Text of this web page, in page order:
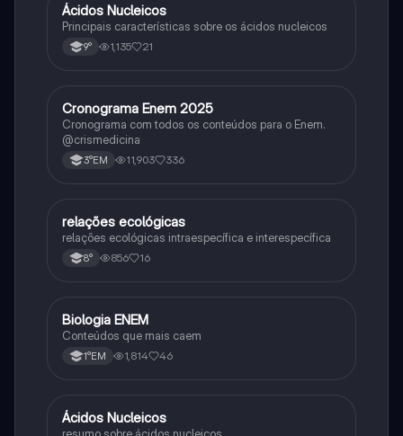
Biologia
Ácidos Nucleicos
Principais características sobre os ácidos nucleicos
9° 1,135 21
Matematica
Cronograma Enem 2025
Cronograma com todos os conteúdos para o Enem.
@crismedicina
3°EM 11,903 336
Biologia
relações ecológicas
relações ecológicas intraespecífica e interespecífica
8° 856 16
Ciência
Biologia ENEM
Conteúdos que mais caem
1°EM 1,814 46
Biologia
Ácidos Nucleicos
resumo sobre ácidos nucleicos